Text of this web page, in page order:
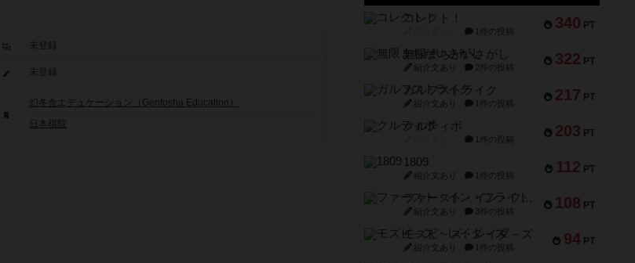
未登録
未登録
幻冬舎エデュケーション（Gentosha Education）
日本棋院
340 PT
コレクト！
1件の投稿
322 PT
無限まちがいさがし
紹介文あり 2件の投稿
217 PT
ガルフストライク
紹介文あり 1件の投稿
203 PT
クルティボ
1件の投稿
112 PT
1809
紹介文あり 1件の投稿
108 PT
ファースト・イン・フライト
紹介文あり 3件の投稿
94 PT
モズビ－ズ・レイダ－ズ
紹介文あり 1件の投稿